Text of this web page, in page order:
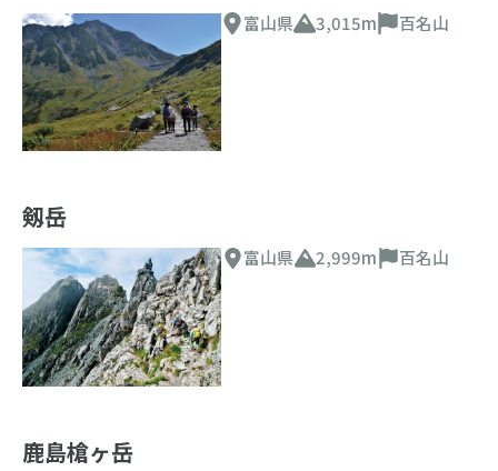
富山県 3,015m 百名山
剱岳
富山県 2,999m 百名山
鹿島槍ヶ岳